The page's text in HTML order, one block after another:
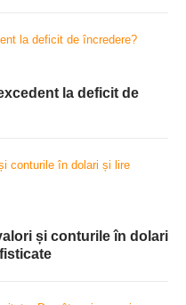
la deficit de
și conturile în dolari